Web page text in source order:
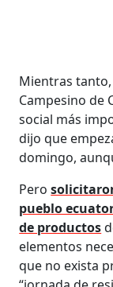
Mientras
Campesino de
social más
dijo que
domingo,
Pero
pueblo
de productos
elementos
que no exista